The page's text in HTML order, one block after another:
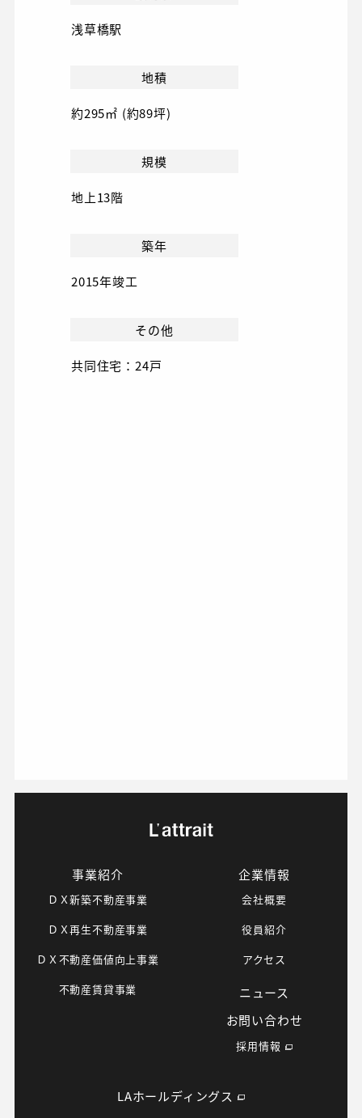
浅草橋駅
地積
約295㎡ (約89坪)
規模
地上13階
築年
2015年竣工
その他
共同住宅：24戸
事業紹介
ＤＸ新築不動産事業
ＤＸ再生不動産事業
ＤＸ不動産価値向上事業
不動産賃貸事業
企業情報
会社概要
役員紹介
アクセス
ニュース
お問い合わせ
採用情報
LAホールディングス